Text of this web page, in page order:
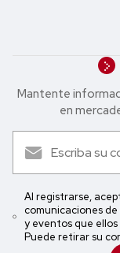
Mantente
en
Al registrarse,
comunicaciones de
y eventos que
Puede retirar su